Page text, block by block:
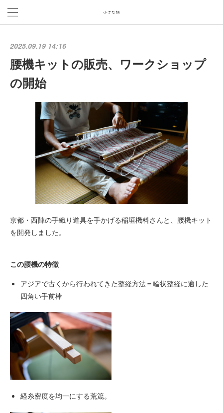
2025.09.19 14:16
腰機キットの販売、ワークショップ
の開始
京都・西陣の手織り道具を手かげる稲垣機料さんと、腰機キット
を開発しました。
この腰機の特徴
アジアで古くから行われてきた整経方法＝輪状整経に適した
四角い手前棒
経糸密度を均一にする荒筬。